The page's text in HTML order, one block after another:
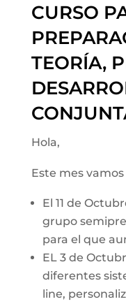
CURSO
TEORÍA,
Hola,
Este mes
El 11 de
grupo
para el que
EL 3 de
diferentes
line,